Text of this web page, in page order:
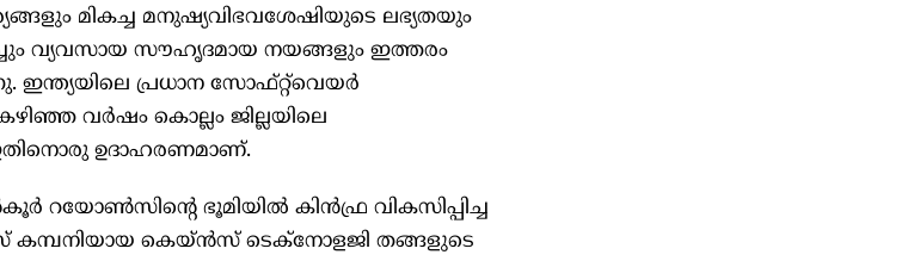
മികച്ച മനുഷ്യവിഭവശേഷിയുടെ ലഭ്യതയും
വ്യവസായ സൗഹൃദമായ നയങ്ങളും ഇത്തരം
പ്രധാന സോഫ്റ്റ്‌വെയർ
വർഷം കൊല്ലം ജില്ലയിലെ
ഉദാഹരണമാണ്.
റയോൺസിന്റെ ഭൂമിയിൽ കിൻഫ്ര വികസിപ്പിച്ച
കെയ്ൻസ് ടെക്നോളജി തങ്ങളുടെ